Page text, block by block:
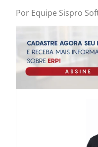
Por Equipe Sispro